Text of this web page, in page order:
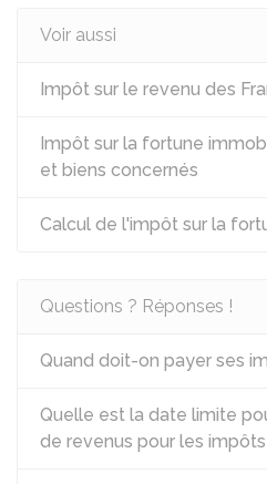
Voir aussi
Impôt sur le revenu des
Impôt sur la fortune
et biens concernés
Calcul de l'impôt sur la
Questions ? Réponses !
Quand doit-on payer ses
Quelle est la date limite
de revenus pour les impôts